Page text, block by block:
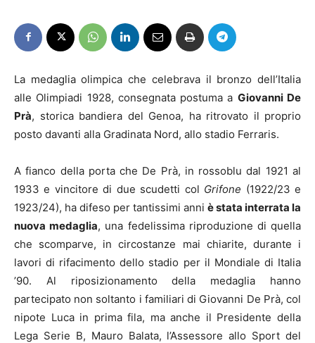
La medaglia olimpica che celebrava il bronzo dell’Italia
alle Olimpiadi 1928, consegnata postuma a Giovanni De
Prà, storica bandiera del Genoa, ha ritrovato il proprio
posto davanti alla Gradinata Nord, allo stadio Ferraris.
A fianco della porta che De Prà, in rossoblu dal 1921 al
1933 e vincitore di due scudetti col Grifone (1922/23 e
1923/24), ha difeso per tantissimi anni è stata interrata la
nuova medaglia, una fedelissima riproduzione di quella
che scomparve, in circostanze mai chiarite, durante i
lavori di rifacimento dello stadio per il Mondiale di Italia
’90. Al riposizionamento della medaglia hanno
partecipato non soltanto i familiari di Giovanni De Prà, col
nipote Luca in prima fila, ma anche il Presidente della
Lega Serie B, Mauro Balata, l’Assessore allo Sport del